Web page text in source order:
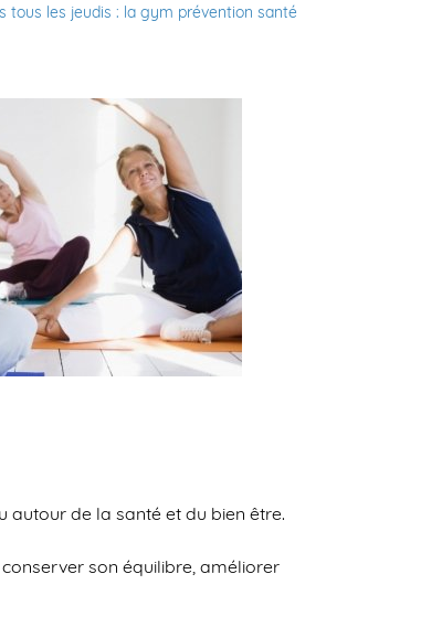
tous les jeudis : la gym prévention santé
autour de la santé et du bien être.
son équilibre, améliorer